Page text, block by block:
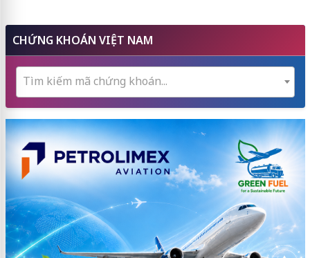
CHỨNG KHOÁN VIỆT NAM
Tìm kiếm mã chứng khoán...